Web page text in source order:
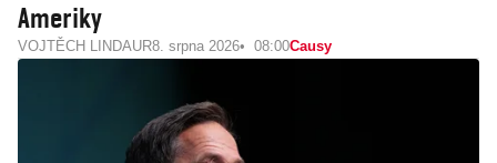
Ameriky
VOJTĚCH LINDAUR8. srpna 2026 08:00Causy